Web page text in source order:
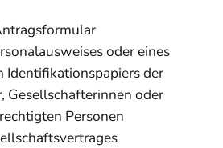
oder eines
Identifikationspapiers der
Gesellschafterinnen oder
Personen